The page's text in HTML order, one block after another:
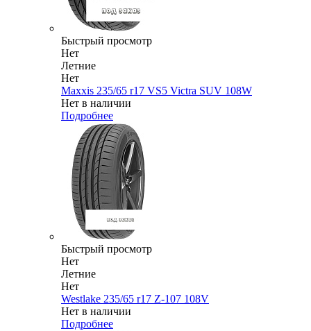
Быстрый просмотр
Нет
Летние
Нет
Maxxis 235/65 r17 VS5 Victra SUV 108W
Нет в наличии
Подробнее
Быстрый просмотр
Нет
Летние
Нет
Westlake 235/65 r17 Z-107 108V
Нет в наличии
Подробнее